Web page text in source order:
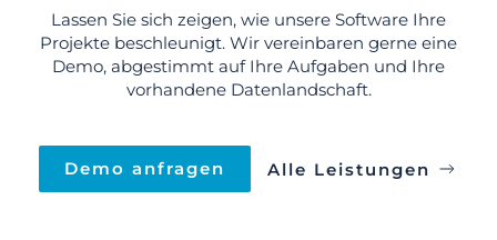
Lassen Sie sich zeigen, wie unsere Software Ihre
Projekte beschleunigt. Wir vereinbaren gerne eine
Demo, abgestimmt auf Ihre Aufgaben und Ihre
vorhandene Datenlandschaft.
Demo anfragen Alle Leistungen